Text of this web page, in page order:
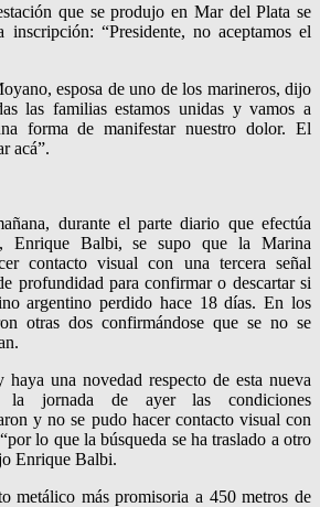
que se produjo en Mar del Plata se
inscripción: “Presidente, no aceptamos el
esposa de uno de los marineros, dijo
las familias estamos unidas y vamos a
forma de manifestar nuestro dolor. El
acá”.
durante el parte diario que efectúa
Enrique Balbi, se supo que la Marina
contacto visual con una tercera señal
profundidad para confirmar o descartar si
argentino perdido hace 18 días. En los
otras dos confirmándose que se no se
haya una novedad respecto de esta nueva
la jornada de ayer las condiciones
y no se pudo hacer contacto visual con
lo que la búsqueda se ha traslado a otro
Enrique Balbi.
metálico más promisoria a 450 metros de